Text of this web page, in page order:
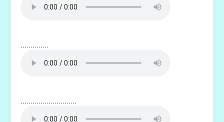
..............
............................